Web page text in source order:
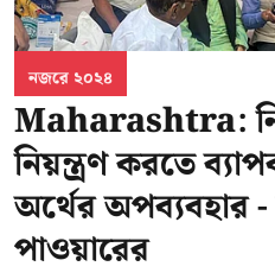
নজরে ২০২৪
Maharashtra:
নিয়ন্ত্রণ করতে
অর্থের অপব্যবহার
পাওয়ারের